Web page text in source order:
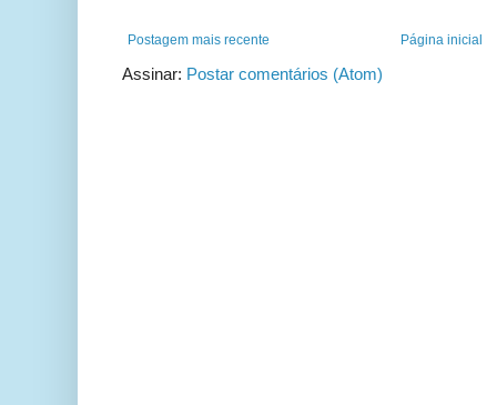
Postagem mais recente Página inicial
Assinar: Postar comentários (Atom)